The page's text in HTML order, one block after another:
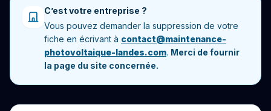
C’est votre entreprise ?
Vous pouvez demander la suppression de votre
fiche en écrivant à contact@maintenance-
photovoltaique-landes.com. Merci de fournir
la page du site concernée.